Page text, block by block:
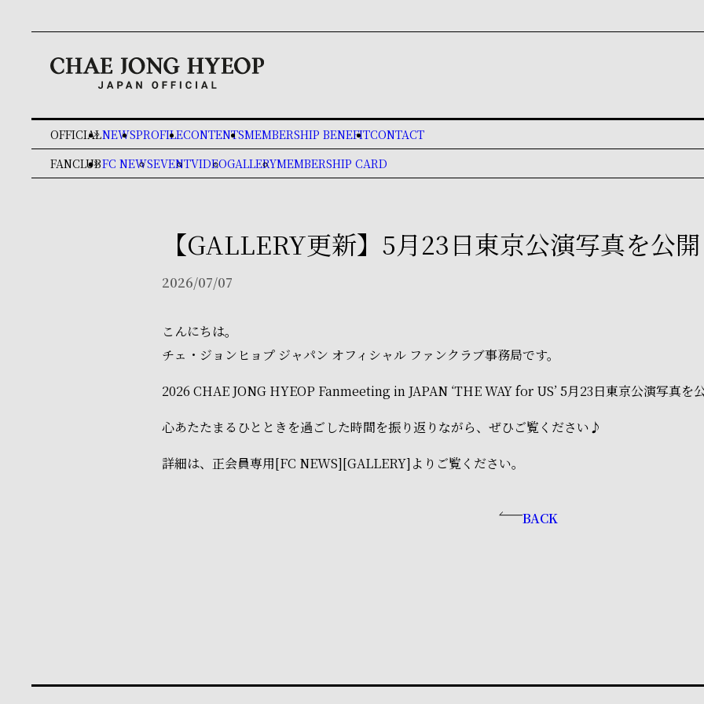
OFFICIAL
keyboard_double_arrow_rightNEWSPROFILECONTENTSMEMBERSHIP BENEFITCONTACT
FANCLUB
keyboard_double_arrow_rightFC NEWSEVENTVIDEOGALLERYMEMBERSHIP CARD
【GALLERY更新】5月23日東京公演写真を公
2026/07/07
こんにちは。
チェ・ジョンヒョプ ジャパン オフィシャル ファンクラブ事務局です。
2026 CHAE JONG HYEOP Fanmeeting in JAPAN ‘THE WAY for US’ 5月23日東京公演写真を
心あたたまるひとときを過ごした時間を振り返りながら、ぜひご覧ください♪
詳細は、正会員専用[FC NEWS][GALLERY]よりご覧ください。
BACK